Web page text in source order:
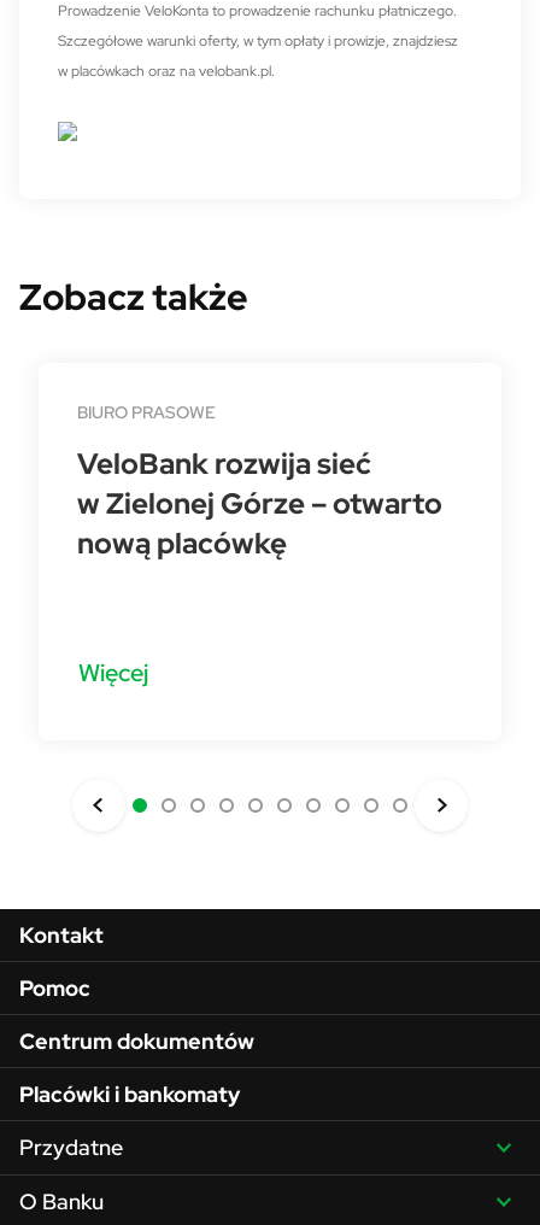
Prowadzenie VeloKonta to prowadzenie rachunku płatniczego.
Szczegółowe warunki oferty, w tym opłaty i prowizje, znajdziesz
w placówkach oraz na velobank.pl.
Zobacz także
BIURO PRASOWE
VeloBank rozwija sieć
w Zielonej Górze – otwarto
nową placówkę
Więcej
Menu w stopce
Kontakt
Pomoc
Centrum dokumentów
Placówki i bankomaty
Przydatne
O Banku